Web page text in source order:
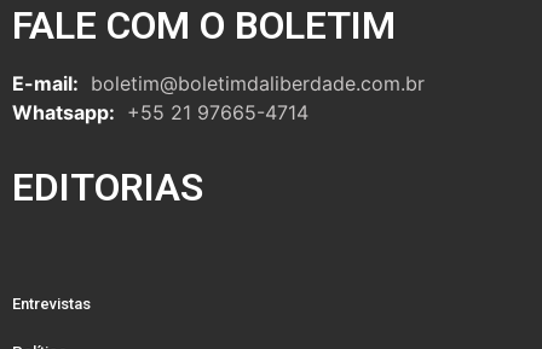
FALE COM O BOLETIM
E-mail: boletim@boletimdaliberdade.com.br
Whatsapp: +55 21 97665-4714
EDITORIAS
Entrevistas